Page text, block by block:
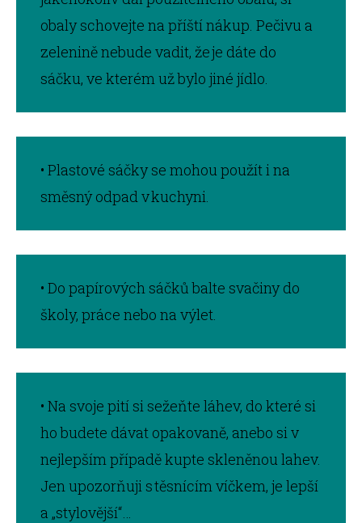
obaly schovejte na příští nákup. Pečivu a
zelenině nebude vadit, že je dáte do
sáčku, ve kterém už bylo jiné jídlo.
• Plastové sáčky se mohou použít i na
směsný odpad v kuchyni.
• Do papírových sáčků balte svačiny do
školy, práce nebo na výlet.
• Na svoje pití si sežeňte láhev, do které si
ho budete dávat opakovaně, anebo si v
nejlepším případě kupte skleněnou lahev.
Jen upozorňuji s těsnícím víčkem, je lepší
a „stylovější“…